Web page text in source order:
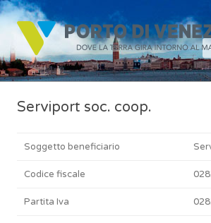
Serviport soc. coop.
Soggetto beneficiario
Codice fiscale
Partita Iva